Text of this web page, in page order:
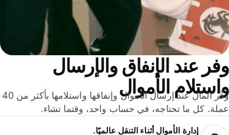
عند الإنفاق والإرسال
الأموال
وفّر المال عند إرسال الأموال وإنفاقها واستلامها بأكثر من 40
كل ما تحتاجه، في حساب واحد، وقتما تشاء.
إدارة الأموال أثناء التنقل عالميًا.